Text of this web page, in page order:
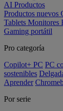
AI Productos
Productos nuevos
Tablets Monitores
Gaming portátil
Pro categoría
Copilot+ PC PC
sostenibles
Aprender
Por serie